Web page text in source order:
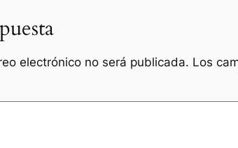
electrónico no será publicada. Los